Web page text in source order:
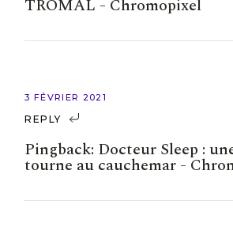
TROMAL - Chromopixel
3 FÉVRIER 2021
REPLY
Pingback: Docteur Sleep :
tourne au cauchemar -